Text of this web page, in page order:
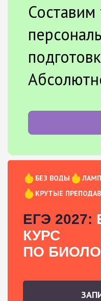
Составим
БЕЗ ВОДЫ
КРУТЫЕ
ЕГЭ 2027:
КУРС
ПО